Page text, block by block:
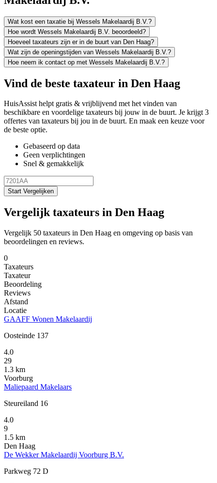
Wat kost een taxatie bij Wessels Makelaardij B.V.?
Hoe wordt Wessels Makelaardij B.V. beoordeeld?
Hoeveel taxateurs zijn er in de buurt van Den Haag?
Wat zijn de openingstijden van Wessels Makelaardij B.V.?
Hoe neem ik contact op met Wessels Makelaardij B.V.?
Vind de beste taxateur in Den Haag
HuisAssist helpt gratis & vrijblijvend met het vinden van
beschikbare en voordelige taxateurs bij jouw in de buurt. Je krijgt 3
offertes van taxateurs bij jou in de buurt. En maak een keuze voor
de beste optie.
Gebaseerd op data
Geen verplichtingen
Snel & gemakkelijk
Start Vergelijken
Vergelijk taxateurs in Den Haag
Vergelijk 50 taxateurs in Den Haag en omgeving op basis van
beoordelingen en reviews.
0
Taxateurs
Taxateur
Beoordeling
Reviews
Afstand
Locatie
GAAFF Wonen Makelaardij
Oosteinde 137
4.0
29
1.3 km
Voorburg
Maliepaard Makelaars
Steureiland 16
4.0
9
1.5 km
Den Haag
De Wekker Makelaardij Voorburg B.V.
Parkweg 72 D